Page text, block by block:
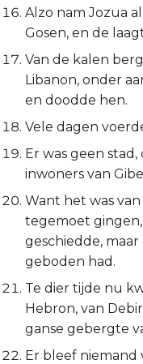
Alzo nam Jozua
Gosen, en de
Van de kalen
Libanon, onder
en doodde hen.
Vele dagen
Er was geen
inwoners van
Want het was
tegemoet
geschiedde,
geboden had.
Te dier tijde nu
Hebron, van
ganse gebergte
Er bleef niemand